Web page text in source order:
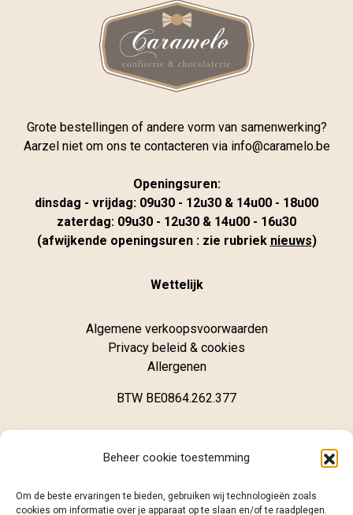
Beheer cookie toestemming
Om de beste ervaringen te bieden, gebruiken wij technologieën zoals
cookies om informatie over je apparaat op te slaan en/of te raadplegen.
Grote bestellingen of andere vorm van samenwerking?
Aarzel niet om ons te contacteren via info@caramelo.be
Openingsuren:
dinsdag - vrijdag: 09u30 - 12u30 & 14u00 - 18u00
zaterdag: 09u30 - 12u30 & 14u00 - 16u30
(afwijkende openingsuren : zie rubriek nieuws)
Wettelijk
Algemene verkoopsvoorwaarden
Privacy beleid & cookies
Allergenen
BTW BE0864.262.377
B-8020 Oostkamp